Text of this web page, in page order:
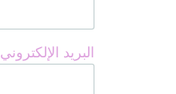
البريد الإلكتروني